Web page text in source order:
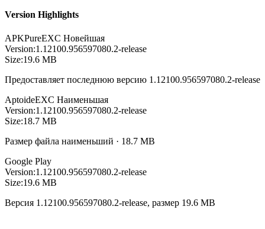
Version Highlights
APKPureEXC Новейшая
Version:1.12100.956597080.2-release
Size:19.6 MB
Предоставляет последнюю версию 1.12100.956597080.2-release
AptoideEXC Наименьшая
Version:1.12100.956597080.2-release
Size:18.7 MB
Размер файла наименьший · 18.7 MB
Google Play
Version:1.12100.956597080.2-release
Size:19.6 MB
Версия 1.12100.956597080.2-release, размер 19.6 MB